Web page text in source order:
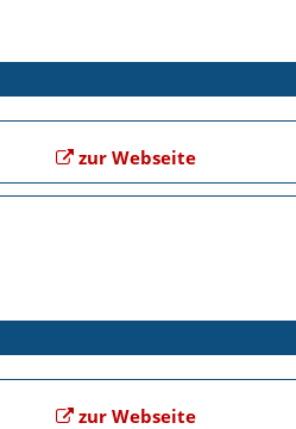
zur Webseite
zur Webseite